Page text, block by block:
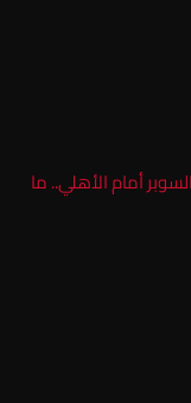
أمام الأهلي.. ما